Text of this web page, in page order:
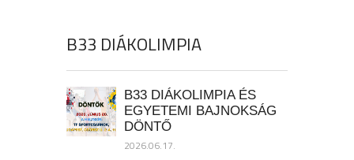
B33 DIÁKOLIMPIA
B33 DIÁKOLIMPIA ÉS
EGYETEMI BAJNOKSÁG
DÖNTŐ
2026.06.17.